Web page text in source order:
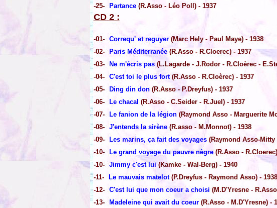
-25-
Partance(R.Asso - Léo Poll) - 1937
CD 2 :
-01- Correqu' et reguyer(Marc Hely - Paul Maye) - 1938
-02-
Paris Méditerranée(R.Asso - R.Cloerec) - 1937
-03-
Ne m'écris pas(L.Lagarde - J.Rodor - R.Cloèrec -
-04-
C'est toi le plus fort(R.Asso - R.Cloèrec) - 1937
-05-
Ding din don(R.Asso - P.Dreyfus) - 1937
-06-
Le chacal (R.Asso - C.Seider - R.Juel) - 1937
-07-
Le fanion de la légion(Raymond Asso - Marguerite
-08-
J'entends la sirène(R.asso - M.Monnot) - 1938
-09-
Les marins, ça fait des voyages(Raymond Asso-Mitty
-10-
Le grand voyage du pauvre nègre(R.Asso -
-10-
Jimmy c'est lui (Kamke - Wal-Berg) - 1940
-11-
Le mauvais matelot(P.Dreyfus - Raymond Asso) - 1938
-12-
C'est lui que mon coeur a choisi (M.D'Yresne -
-13-
Madeleine qui avait du coeur(R.Asso - M.D'Yresne) -